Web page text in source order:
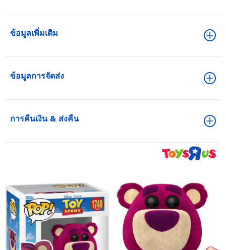
ข้อมูลเพิ่มเติม
ข้อมูลการจัดส่ง
การคืนเงิน & ส่งคืน